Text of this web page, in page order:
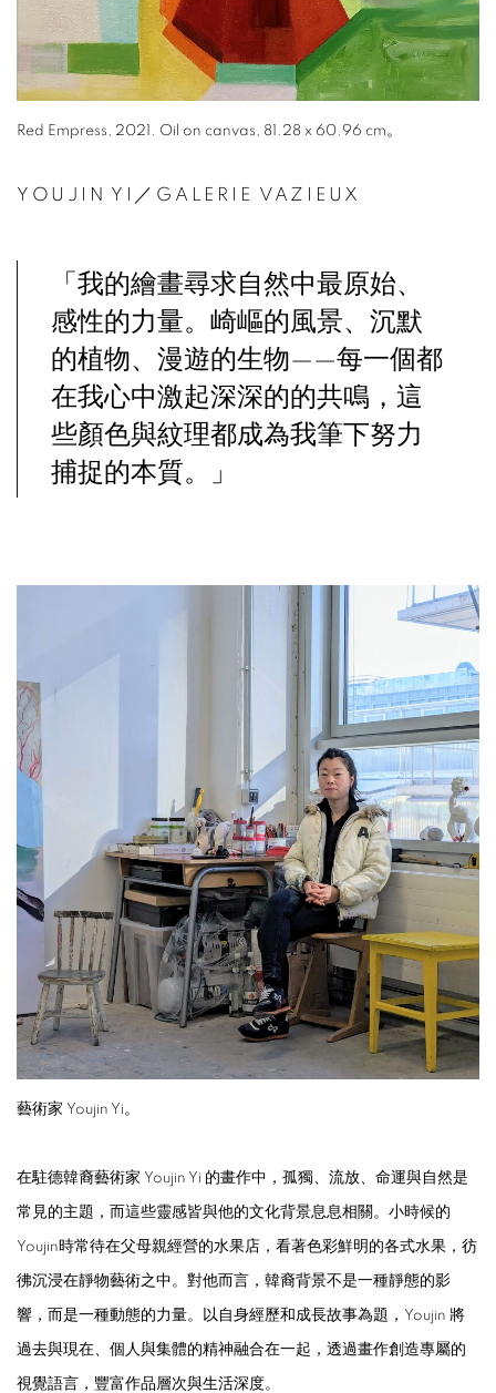
Red Empress, 2021. Oil on canvas, 81.28 x 60.96 cm。
YOUJIN YI／GALERIE VAZIEUX
「我的繪畫尋求自然中最原始、
感性的力量。崎嶇的風景、沉默
的植物、漫遊的生物——每一個都
在我心中激起深深的的共鳴，這
些顏色與紋理都成為我筆下努力
捕捉的本質。」
藝術家 Youjin Yi。
在駐德韓裔藝術家 Youjin Yi 的畫作中，孤獨、流放、命運與自然是
常見的主題，而這些靈感皆與他的文化背景息息相關。小時候的
Youjin時常待在父母親經營的水果店，看著色彩鮮明的各式水果，彷
彿沉浸在靜物藝術之中。對他而言，韓裔背景不是一種靜態的影
響，而是一種動態的力量。以自身經歷和成長故事為題，Youjin 將
過去與現在、個人與集體的精神融合在一起，透過畫作創造專屬的
視覺語言，豐富作品層次與生活深度。